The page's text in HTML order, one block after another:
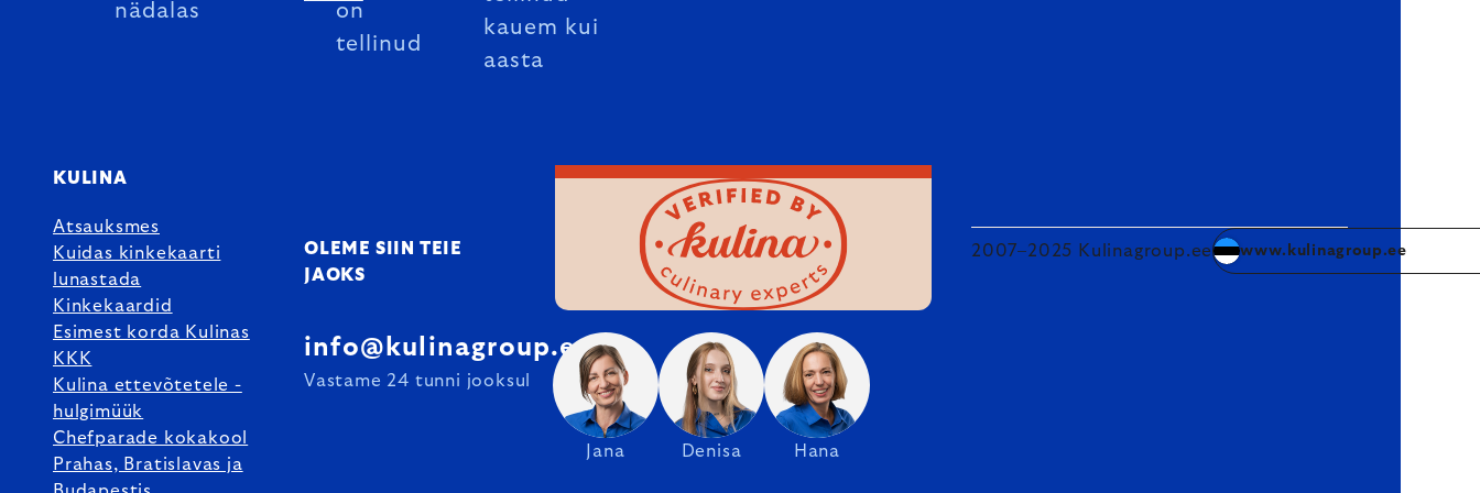
nädalas
on
tellinud
kauem kui
aasta
KULINA
Atsauksmes
Kuidas kinkekaarti
lunastada
Kinkekaardid
Esimest korda Kulinas
KKK
Kulina ettevõtetele -
hulgimüük
Chefparade kokakool
Prahas, Bratislavas ja
OLEME SIIN TEIE
JAOKS
Jana Denisa Hana
info@kulinagroup.ee
Vastame 24 tunni jooksul
2007–2025 Kulinagroup.ee www.kulinagroup.ee